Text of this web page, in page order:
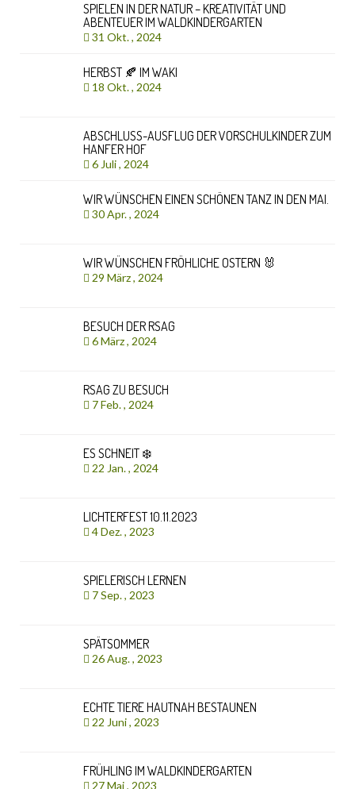
SPIELEN IN DER NATUR – KREATIVITÄT UND
ABENTEUER IM WALDKINDERGARTEN
31 Okt. , 2024
HERBST 🍂 IM WAKI
18 Okt. , 2024
ABSCHLUSS-AUSFLUG DER VORSCHULKINDER ZUM
HANFER HOF
6 Juli , 2024
WIR WÜNSCHEN EINEN SCHÖNEN TANZ IN DEN MAI.
30 Apr. , 2024
WIR WÜNSCHEN FRÖHLICHE OSTERN 🐰
29 März , 2024
BESUCH DER RSAG
6 März , 2024
RSAG ZU BESUCH
7 Feb. , 2024
ES SCHNEIT ❄️
22 Jan. , 2024
LICHTERFEST 10.11.2023
4 Dez. , 2023
SPIELERISCH LERNEN
7 Sep. , 2023
SPÄTSOMMER
26 Aug. , 2023
ECHTE TIERE HAUTNAH BESTAUNEN
22 Juni , 2023
FRÜHLING IM WALDKINDERGARTEN
27 Mai , 2023